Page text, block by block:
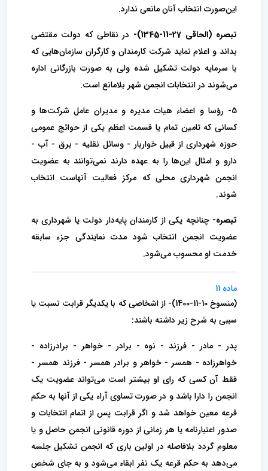
این‌صورت انتخاب آنان مانعی ندارد.
‌تبصره (الحاقی 27-11-1345)-
در نقاطی که دولت مقتضی
بداند و اعلام نماید شرکت کارمندان و کارگران سازمان‌هایی که
با سرمایه دولت تشکیل شده ولی به صورت بازرگانی اداره
می‌شوند در انتخابات انجمن شهر بلامانع است.
5- رؤسا و اعضاء هیات مدیره و مدیران عامل شرکت‌ها و
کسانی که تامین تمام یا قسمت اعظم یکی از حوائج عمومی
حوزه شهرداری از قبیل خواربار - وسائل نقلیه - برق - آب -
دارو و امثال این‌ها را به عهده دارند نمی‌توانند به عضویت
انجمن شهرداری محلی که مرکز فعالیت آنهاست انتخاب
شوند.
تبصره- چنانچه یکی از کارمندان پایه‌دار دولت یا شهرداری به
عضویت انجمن انتخاب شود مدت نمایندگی جزء سابقه
خدمت او محسوب می‌شود.
ماده 11
(منسوخ 10-11-1400)- از اشخاصی که با یکدیگر قرابت نسبت یا
سببی به شرح زیر داشته باشند:
‌پدر - مادر - فرزند - نوه - برادر - خواهر - برادرزاده -
خواهرزاده - همسر - خواهر و برادر همسر - فرزند همسر -
فقط آن کسی که رای او بیشتر‌ است می‌تواند عضویت یک
انجمن را دارا باشد و در صورت تساوی آراء یکی از آنها به حکم
قرعه معین خواهد شد و اگر قرابت پس از اتمام انتخابات و
صدور اعتبارنامه یا هر زمانی از دوره قانونی انجمن حاصل و یا
معلوم گردد بلافاصله در اولین باری که انجمن تشکیل جلسه
می‌دهد به حکم قرعه یک نفر ابقاء می‌شود و به جای شخص